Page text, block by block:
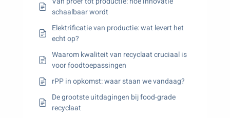
schaalbaar wordt
Elektrificatie van productie: wat levert het
echt op?
Waarom kwaliteit van recyclaat cruciaal is
voor foodtoepassingen
rPP in opkomst: waar staan we vandaag?
De grootste uitdagingen bij food-grade
recyclaat